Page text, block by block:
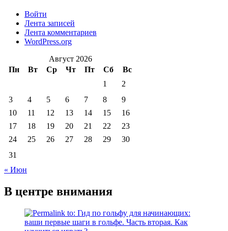
Войти
Лента записей
Лента комментариев
WordPress.org
Август 2026
Пн
Вт Ср Чт Пт Сб
Вс
1
2
3
4 5 6 7 8
9
10
11 12 13 14 15
16
17
18 19 20 21 22
23
24
25 26 27 28 29
30
31
« Июн
В центре внимания